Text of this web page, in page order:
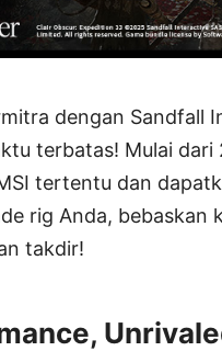
dengan Sandfall
terbatas! Mulai
tertentu dan
rig Anda,
takdir!